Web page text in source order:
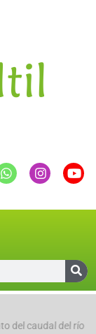
del caudal del río